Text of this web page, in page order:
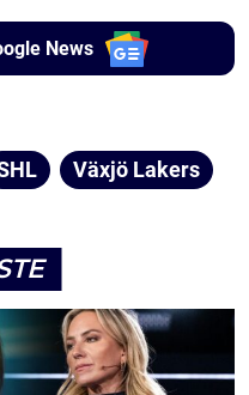
News
Växjö Lakers